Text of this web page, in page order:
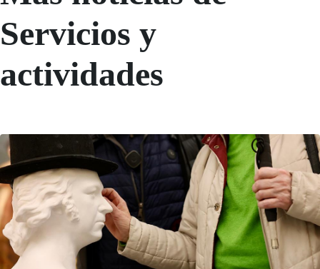
Servicios y
actividades